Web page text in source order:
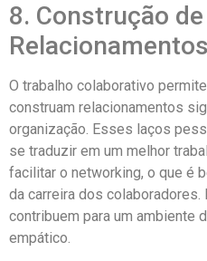
8. Construção de
O trabalho colaborativo
construam relacionamentos
organização. Esses laços
se traduzir em um melhor
facilitar o networking, o que é
da carreira dos
contribuem para um ambiente
empático.